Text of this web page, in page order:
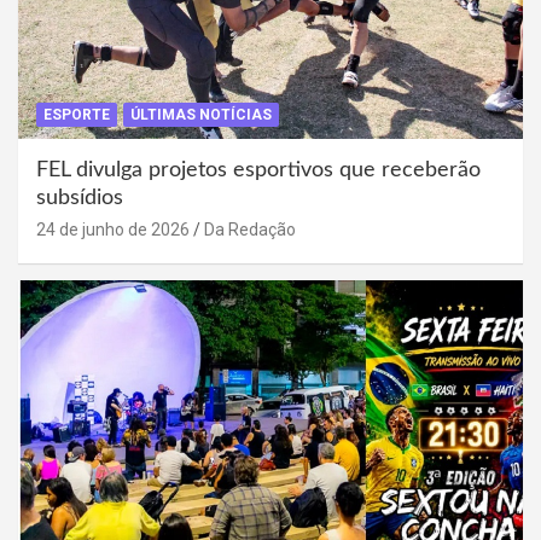
ESPORTE ÚLTIMAS NOTÍCIAS
FEL divulga projetos esportivos que receberão
subsídios
24 de junho de 2026 Da Redação